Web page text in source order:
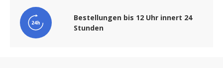
Bestellungen bis 12 Uhr innert 24
Stunden